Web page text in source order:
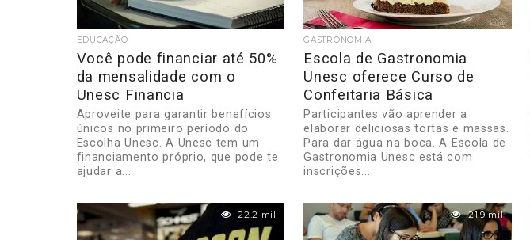
EDUCAÇÃO
Você pode financiar até 50%
da mensalidade com o
Unesc Financia
Aproveite para garantir benefícios
únicos no primeiro período do
Escolha Unesc. A Unesc tem um
financiamento próprio, que pode te
ajudar a...
GASTRONOMIA
Escola de Gastronomia
Unesc oferece Curso de
Confeitaria Básica
Participantes vão aprender a
elaborar deliciosas tortas e massas.
Para dar água na boca. A Escola de
Gastronomia Unesc está com
inscrições...
22.2 mil 21.9 mil